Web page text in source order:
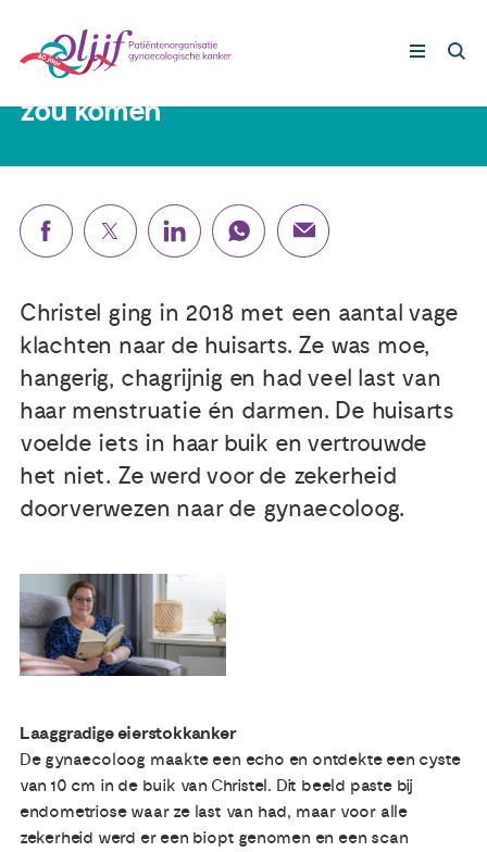
Nieuws
Agenda
Ervaringsdeskundigheid
Over ons
Contact
Lotgenoten
Steun ons
Christel (39) ‘Ik had geen idee in
wat voor rollercoaster ik terecht
zou komen’
Christel ging in 2018 met een aantal vage
klachten naar de huisarts. Ze was moe,
hangerig, chagrijnig en had veel last van
haar menstruatie én darmen. De huisarts
voelde iets in haar buik en vertrouwde
het niet. Ze werd voor de zekerheid
doorverwezen naar de gynaecoloog.
Laaggradige eierstokkanker
De gynaecoloog maakte een echo en ontdekte een cyste
van 10 cm in de buik van Christel. Dit beeld paste bij
endometriose waar ze last van had, maar voor alle
zekerheid werd er een biopt genomen en een scan